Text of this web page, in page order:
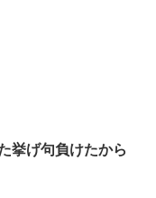
挙げ句負けたから